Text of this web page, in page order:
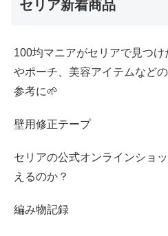
セリア新着商品
100均マニアがセリアで見つ
やポーチ、美容アイテムなど
参考に🌱
壁用修正テープ
セリアの公式オンラインショ
えるのか？
編み物記録